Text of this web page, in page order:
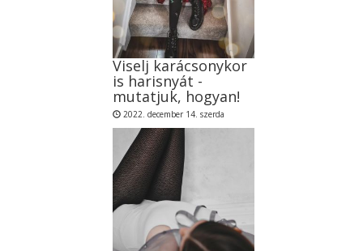
Viselj karácsonykor
is harisnyát -
mutatjuk, hogyan!
2022. december 14. szerda